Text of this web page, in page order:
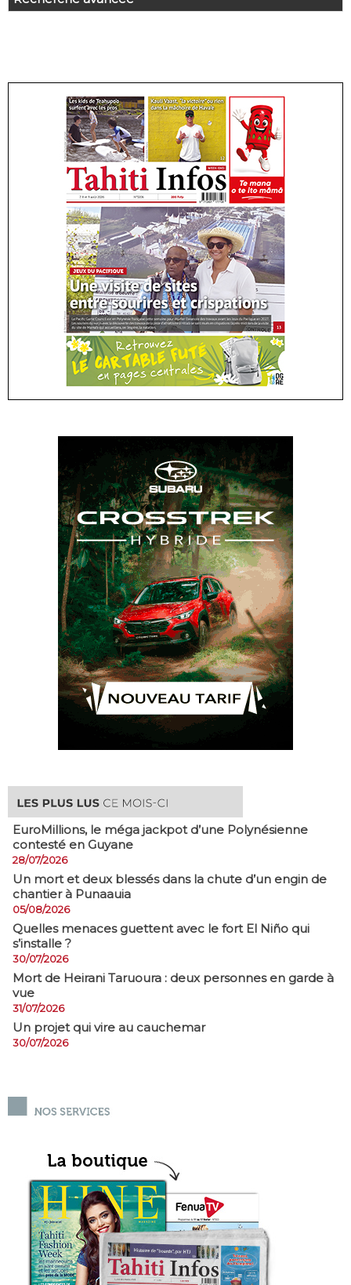
EuroMillions, ​le méga jackpot d’une Polynésienne
contesté en Guyane
28/07/2026
​Un mort et deux blessés dans la chute d’un engin de
chantier à Punaauia
05/08/2026
Quelles menaces guettent avec le fort El Niño qui
s’installe ?
30/07/2026
Mort de Heirani Taruoura : deux personnes en garde à
vue
31/07/2026
Un projet qui vire au cauchemar
30/07/2026